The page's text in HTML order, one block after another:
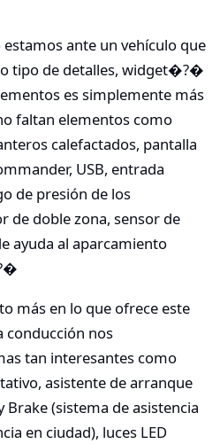
ante un vehículo que
tipo de detalles, widget�?�
es simplemente más
faltan elementos como
calefactados, pantalla
USB, entrada
de presión de los
de doble zona, sensor de
ayuda al aparcamiento
más en lo que ofrece este
conducción nos
tan interesantes como
asistente de arranque
(sistema de asistencia
en ciudad), luces LED